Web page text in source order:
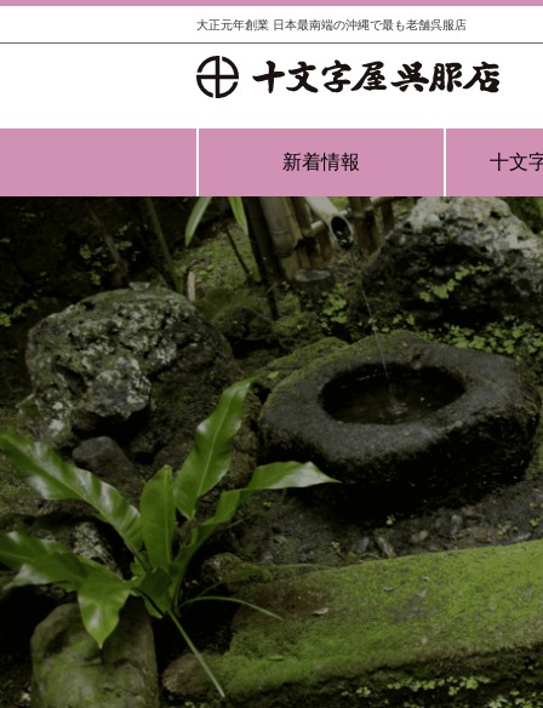
大正元年創業 日本最南端の沖縄で最も老舗呉服店
新着情報 十文